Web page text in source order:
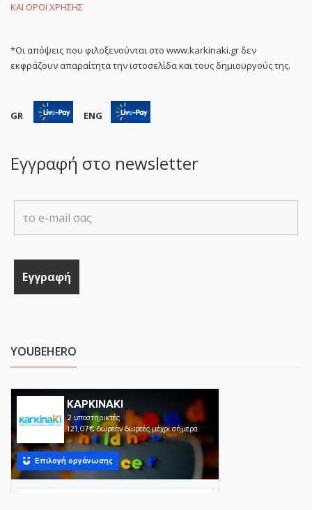
ΚΑΙ ΟΡΟΙ ΧΡΗΣΗΣ
*Οι απόψεις που φιλοξενούνται στο www.karkinaki.gr δεν
εκφράζουν απαραίτητα την ιστοσελίδα και τους δημιουργούς της.
GR ENG
Εγγραφή στο newsletter
YOUBEHERO